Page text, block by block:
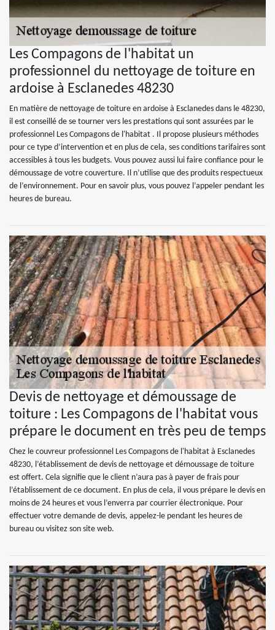
Les Compagons de l'habitat un
professionnel du nettoyage de toiture en
ardoise à Esclanedes 48230
En matière de nettoyage de toiture en ardoise à Esclanedes dans le 48230,
il est conseillé de se tourner vers les prestations qui sont assurées par le
professionnel Les Compagons de l'habitat . Il propose plusieurs méthodes
pour ce type d’intervention et en plus de cela, ses conditions tarifaires sont
accessibles à tous les budgets. Vous pouvez aussi lui faire confiance pour le
démoussage de votre couverture. Il n’utilise que des produits respectueux
de l’environnement. Pour en savoir plus, vous pouvez l’appeler pendant les
heures de bureau.
Devis de nettoyage et démoussage de
toiture : Les Compagons de l'habitat vous
prépare le document en très peu de temps
Chez le couvreur professionnel Les Compagons de l'habitat à Esclanedes
48230, l’établissement de devis de nettoyage et démoussage de toiture
est offert. Cela signifie que le client n’aura pas à payer de frais pour
l’établissement de ce document. En plus de cela, il vous prépare le devis en
moins de 24 heures et vous l’enverra par courrier électronique. Pour
effectuer votre demande de devis, appelez-le pendant les heures de
bureau ou visitez son site web.